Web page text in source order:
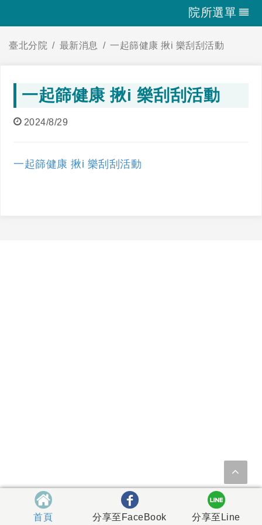
院所選單
臺北分院 最新消息 一起篩健康 揪i 樂刮刮活動
一起篩健康 揪i 樂刮刮活動
2024/8/29
首頁 分享至FaceBook 分享至Line
一起篩健康 揪i 樂刮刮活動